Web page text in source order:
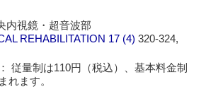
内視鏡・超音波部
REHABILITATION 17 (4)320-324,
従量制は110円（税込）、基本料金制
れます。